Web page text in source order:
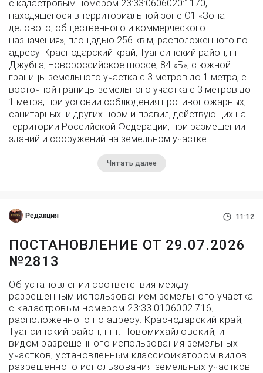
с кадастровым номером 23:33:0606020:1170,
находящегося в территориальной зоне О1 «Зона
делового, общественного и коммерческого
назначения», площадью 256 кв.м, расположенного по
адресу: Краснодарский край, Туапсинский район, пгт.
Джубга, Новороссийское шоссе, 84 «Б», с южной
границы земельного участка с 3 метров до 1 метра, с
восточной границы земельного участка с 3 метров до
1 метра, при условии соблюдения противопожарных,
санитарных и других норм и правил, действующих на
территории Российской Федерации, при размещении
зданий и сооружений на земельном участке.
Читать далее
Редакция 11:12
ПОСТАНОВЛЕНИЕ ОТ 29.07.2026
№2813
Об установлении соответствия между
разрешенным использованием земельного участка
с кадастровым номером 23:33:0106002:716,
расположенного по адресу: Краснодарский край,
Туапсинский район, пгт. Новомихайловский, и
видом разрешенного использования земельных
участков, установленным классификатором видов
разрешенного использования земельных участков